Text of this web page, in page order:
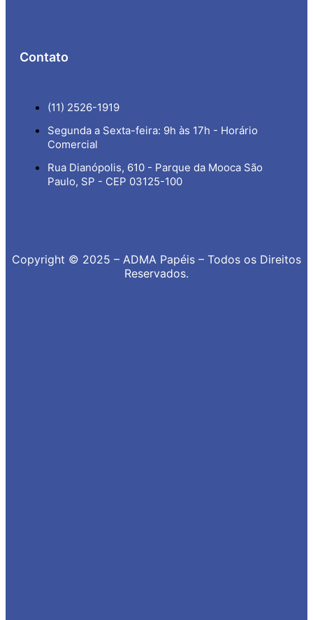
Contato
(11) 2526-1919
Segunda a Sexta-feira: 9h às 17h - Horário
Comercial
Rua Dianópolis, 610 - Parque da Mooca São
Paulo, SP - CEP 03125-100
Copyright © 2025 – ADMA Papéis – Todos os Direitos
Reservados.